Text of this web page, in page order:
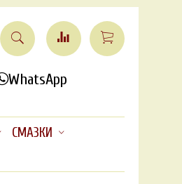
WhatsApp
СМАЗКИ